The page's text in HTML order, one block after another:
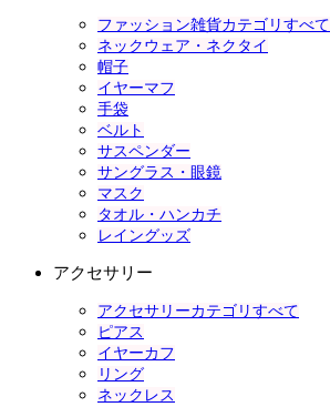
ファッション雑貨カテゴリすべて
ネックウェア・ネクタイ
帽子
イヤーマフ
手袋
ベルト
サスペンダー
サングラス・眼鏡
マスク
タオル・ハンカチ
レイングッズ
アクセサリー
アクセサリーカテゴリすべて
ピアス
イヤーカフ
リング
ネックレス